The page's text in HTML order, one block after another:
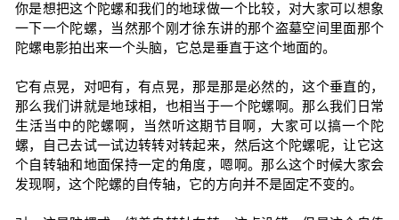
你是想把这个陀螺和我们的地球做一个比较，对大家可以想象
一下一个陀螺，当然那个刚才徐东讲的那个盗墓空间里面那个
陀螺电影拍出来一个头脑，它总是垂直于这个地面的。
它有点晃，对吧有，有点晃，那是那是必然的，这个垂直的，
那么我们讲就是地球相，也相当于一个陀螺啊。那么我们日常
生活当中的陀螺啊，当然听这期节目啊，大家可以搞一个陀
螺，自己去试一试边转转对转起来，然后这个陀螺呢，让它这
个自转轴和地面保持一定的角度，嗯啊。那么这个时候大家会
发现啊，这个陀螺的自传轴，它的方向并不是固定不变的。